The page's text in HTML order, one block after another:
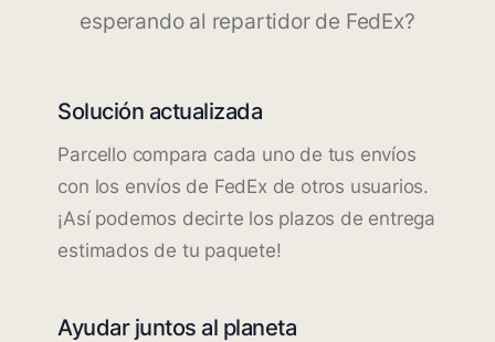
esperando al repartidor de FedEx?
Solución actualizada
Parcello compara cada uno de tus envíos
con los envíos de FedEx de otros usuarios.
¡Así podemos decirte los plazos de entrega
estimados de tu paquete!
Ayudar juntos al planeta